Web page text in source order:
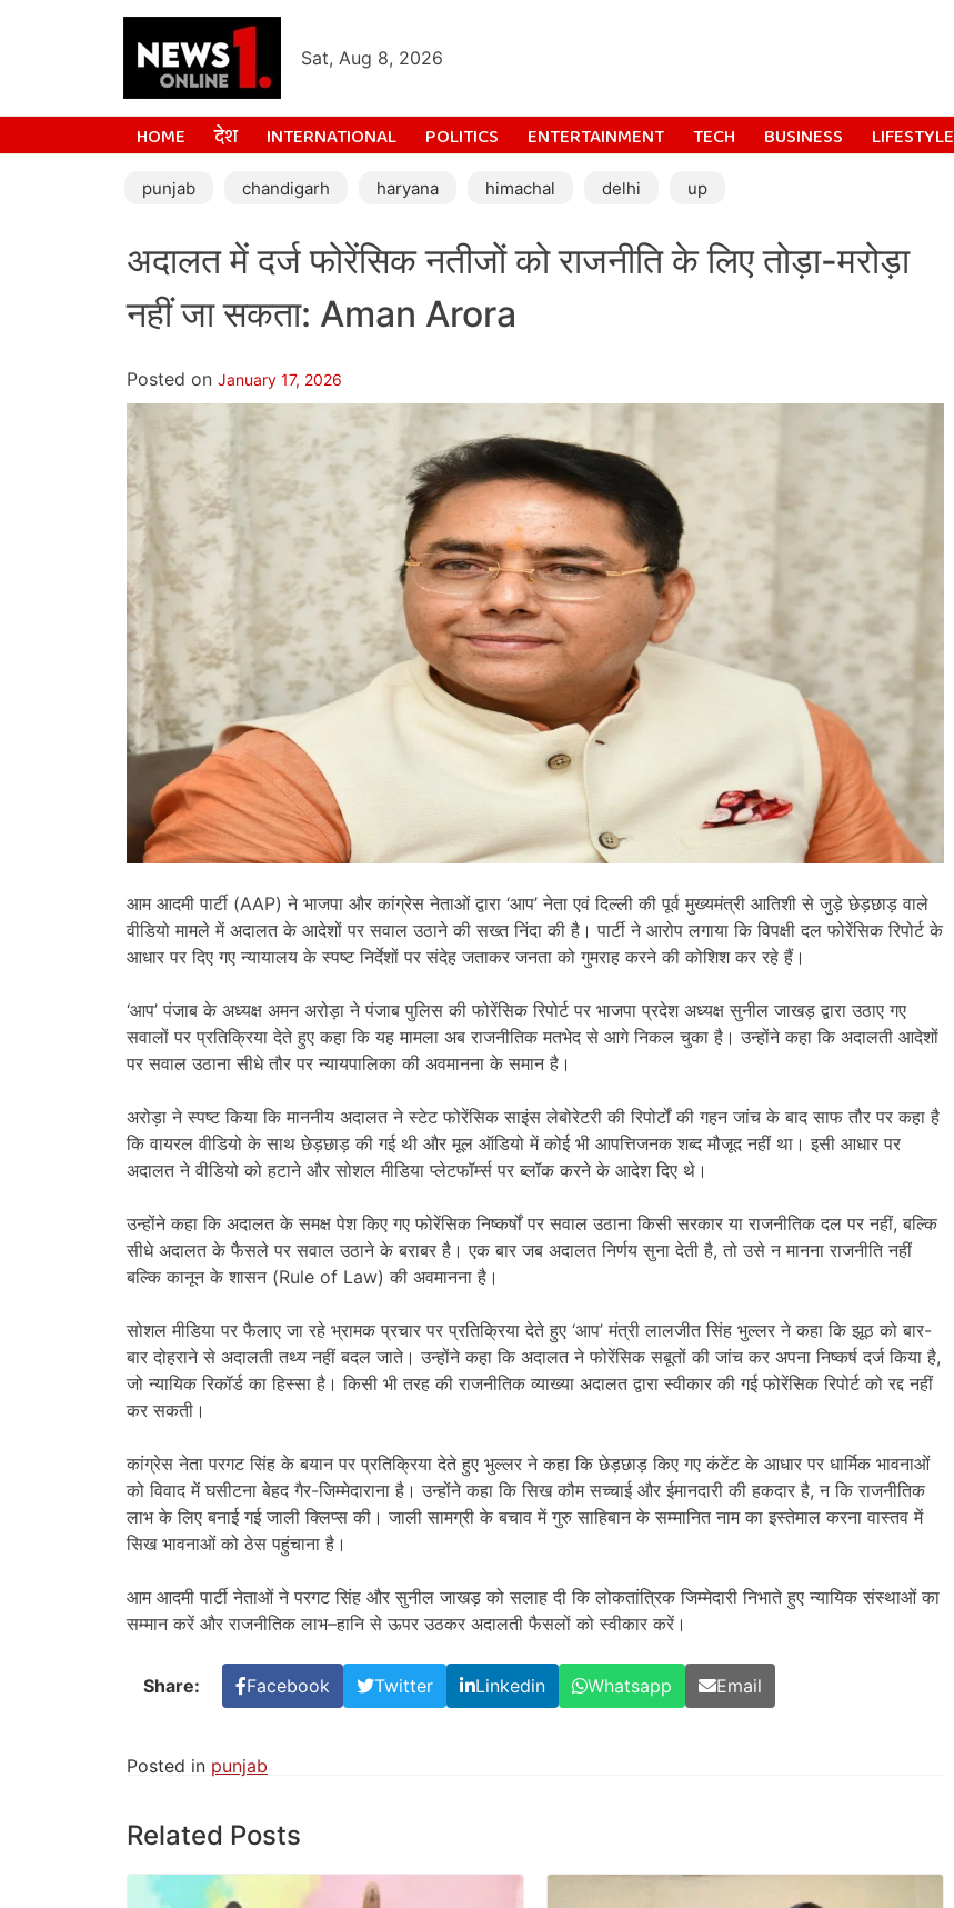
Sat, Aug 8, 2026
HOME देश INTERNATIONAL POLITICS ENTERTAINMENT TECH BUSINESS LIFESTYLE
punjab chandigarh haryana himachal delhi up
अदालत में दर्ज फोरेंसिक नतीजों को राजनीति के लिए तोड़ा-मरोड़ा
नहीं जा सकता: Aman Arora
Posted on January 17, 2026
आम आदमी पार्टी (AAP) ने भाजपा और कांग्रेस नेताओं द्वारा ‘आप’ नेता एवं दिल्ली की पूर्व मुख्यमंत्री आतिशी से जुड़े छेड़छाड़ वाले
वीडियो मामले में अदालत के आदेशों पर सवाल उठाने की सख्त निंदा की है। पार्टी ने आरोप लगाया कि विपक्षी दल फोरेंसिक रिपोर्ट के
आधार पर दिए गए न्यायालय के स्पष्ट निर्देशों पर संदेह जताकर जनता को गुमराह करने की कोशिश कर रहे हैं।
‘आप’ पंजाब के अध्यक्ष अमन अरोड़ा ने पंजाब पुलिस की फोरेंसिक रिपोर्ट पर भाजपा प्रदेश अध्यक्ष सुनील जाखड़ द्वारा उठाए गए
सवालों पर प्रतिक्रिया देते हुए कहा कि यह मामला अब राजनीतिक मतभेद से आगे निकल चुका है। उन्होंने कहा कि अदालती आदेशों
पर सवाल उठाना सीधे तौर पर न्यायपालिका की अवमानना के समान है।
अरोड़ा ने स्पष्ट किया कि माननीय अदालत ने स्टेट फोरेंसिक साइंस लेबोरेटरी की रिपोर्टों की गहन जांच के बाद साफ तौर पर कहा है
कि वायरल वीडियो के साथ छेड़छाड़ की गई थी और मूल ऑडियो में कोई भी आपत्तिजनक शब्द मौजूद नहीं था। इसी आधार पर
अदालत ने वीडियो को हटाने और सोशल मीडिया प्लेटफॉर्म्स पर ब्लॉक करने के आदेश दिए थे।
उन्होंने कहा कि अदालत के समक्ष पेश किए गए फोरेंसिक निष्कर्षों पर सवाल उठाना किसी सरकार या राजनीतिक दल पर नहीं, बल्कि
सीधे अदालत के फैसले पर सवाल उठाने के बराबर है। एक बार जब अदालत निर्णय सुना देती है, तो उसे न मानना राजनीति नहीं
बल्कि कानून के शासन (Rule of Law) की अवमानना है।
सोशल मीडिया पर फैलाए जा रहे भ्रामक प्रचार पर प्रतिक्रिया देते हुए ‘आप’ मंत्री लालजीत सिंह भुल्लर ने कहा कि झूठ को बार-
बार दोहराने से अदालती तथ्य नहीं बदल जाते। उन्होंने कहा कि अदालत ने फोरेंसिक सबूतों की जांच कर अपना निष्कर्ष दर्ज किया है,
जो न्यायिक रिकॉर्ड का हिस्सा है। किसी भी तरह की राजनीतिक व्याख्या अदालत द्वारा स्वीकार की गई फोरेंसिक रिपोर्ट को रद्द नहीं
कर सकती।
कांग्रेस नेता परगट सिंह के बयान पर प्रतिक्रिया देते हुए भुल्लर ने कहा कि छेड़छाड़ किए गए कंटेंट के आधार पर धार्मिक भावनाओं
को विवाद में घसीटना बेहद गैर-जिम्मेदाराना है। उन्होंने कहा कि सिख कौम सच्चाई और ईमानदारी की हकदार है, न कि राजनीतिक
लाभ के लिए बनाई गई जाली क्लिप्स की। जाली सामग्री के बचाव में गुरु साहिबान के सम्मानित नाम का इस्तेमाल करना वास्तव में
सिख भावनाओं को ठेस पहुंचाना है।
आम आदमी पार्टी नेताओं ने परगट सिंह और सुनील जाखड़ को सलाह दी कि लोकतांत्रिक जिम्मेदारी निभाते हुए न्यायिक संस्थाओं का
सम्मान करें और राजनीतिक लाभ–हानि से ऊपर उठकर अदालती फैसलों को स्वीकार करें।
Share: Facebook Twitter Linkedin Whatsapp Email
Posted in punjab
Related Posts